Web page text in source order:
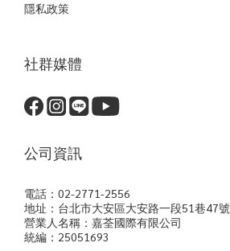
隱私政策
社群媒體
公司資訊
電話：02-2771-2556
地址：台北市大安區大安路一段51巷47號
營業人名稱：嘉荃國際有限公司
統編：25051693